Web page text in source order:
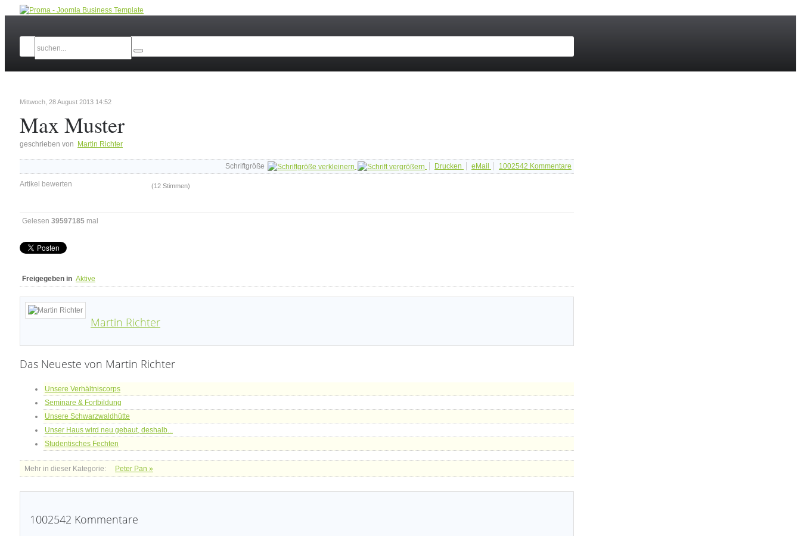
Mittwoch, 28 August 2013 14:52
Max Muster
geschrieben von Martin Richter
Schriftgröße Drucken eMail 1002542 Kommentare
Artikel bewerten (12 Stimmen)
Gelesen 39597185 mal
Freigegeben in Aktive
Martin Richter
Das Neueste von Martin Richter
Unsere Verhältniscorps
Seminare & Fortbildung
Unsere Schwarzwaldhütte
Unser Haus wird neu gebaut, deshalb...
Studentisches Fechten
Mehr in dieser Kategorie: Peter Pan »
1002542 Kommentare